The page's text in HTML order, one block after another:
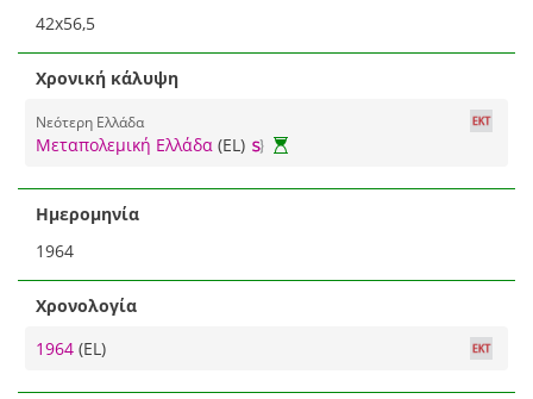
42x56,5
Χρονική κάλυψη
Νεότερη Ελλάδα
Μεταπολεμική Ελλάδα (EL)
Ημερομηνία
1964
Χρονολογία
1964 (EL)